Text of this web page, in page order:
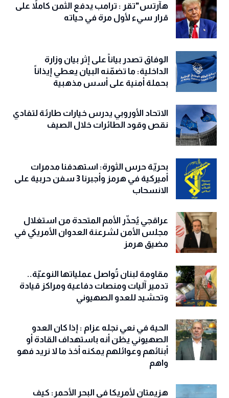
هآرتس"تقر : ترامب يدفع الثمن كاملاً على
قرار سيء لأول مرة في حياته
الوفاق تصدر بياناً على إثر بيان وزارة
الداخلية: ما تضمّنه البيان يعطي إيذاناً
بحملة أمنية على أسس مذهبية
الاتحاد الأوروبي يدرس خيارات طارئة لتفادي
نقص وقود الطائرات خلال الصيف
بحريّة حرس الثورة: استهدفنا مدمرات
أميركية في هرمز وأجبرنا 3 سفن حربية على
الانسحاب
عراقجي يُحذّر الأمم المتحدة من استغلال
مجلس الأمن لشرعنة العدوان الأمريكي في
مضيق هرمز
مقاومة لبنان تُواصل عملياتها النوعيّة..
تدمير آليات ومنصات دفاعية ومراكز قيادة
وتحشيد للعدو الصهيوني
الحية في نعي نجله عزام : إذا كان العدو
الصهيوني يظن أنه باستهداف القادة أو
أبنائهم وعوائلهم يمكنه أخذ ما لا نريد فهو
واهم
هزيمتان لأمريكا في البحر الأحمر: كيف